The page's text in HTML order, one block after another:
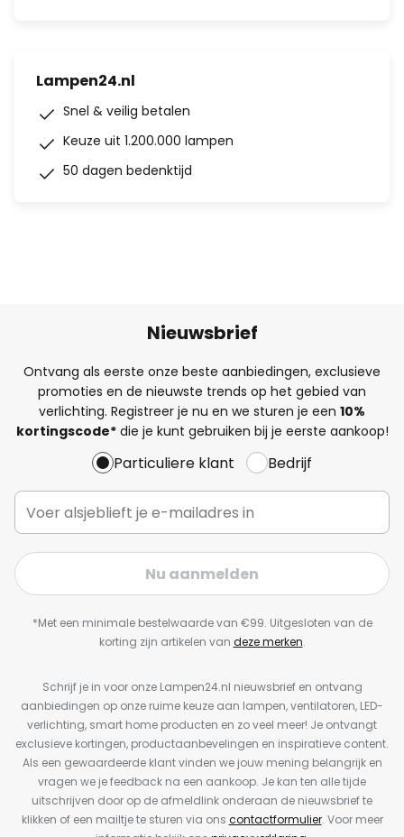
Lampen24.nl
Snel & veilig betalen
Keuze uit 1.200.000 lampen
50 dagen bedenktijd
Nieuwsbrief
Ontvang als eerste onze beste aanbiedingen, exclusieve
promoties en de nieuwste trends op het gebied van
verlichting. Registreer je nu en we sturen je een 10%
kortingscode*die je kunt gebruiken bij je eerste aankoop!
Particuliere klant Bedrijf
Nu aanmelden
*Met een minimale bestelwaarde van €99. Uitgesloten van de
korting zijn artikelen van deze merken.
Schrijf je in voor onze Lampen24.nl nieuwsbrief en ontvang
aanbiedingen op onze ruime keuze aan lampen, ventilatoren, LED-
verlichting, smart home producten en zo veel meer! Je ontvangt
exclusieve kortingen, productaanbevelingen en inspiratieve content.
Als een gewaardeerde klant vinden we jouw mening belangrijk en
vragen we je feedback na een aankoop. Je kan ten alle tijde
uitschrijven door op de afmeldlink onderaan de nieuwsbrief te
klikken of een mailtje te sturen via ons contactformulier. Voor meer